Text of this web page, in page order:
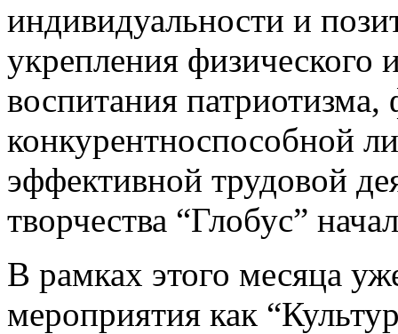
индивидуальности и
укрепления физического
воспитания
конкурентноспособной
эффективной трудовой
творчества “Глобус”
В рамках этого месяца
мероприятия как